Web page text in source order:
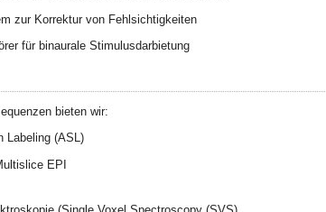
zur Korrektur von Fehlsichtigkeiten
für binaurale Stimulusdarbietung
bieten wir:
Labeling (ASL)
EPI